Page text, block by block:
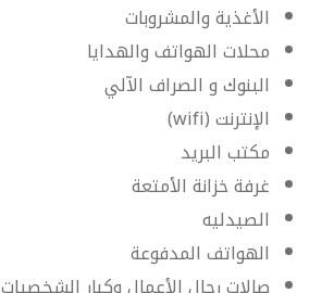
الأغذية والمشروبات
محلات الهواتف والهدايا
البنوك و الصراف الآلي
الإنترنت (wifi)
مكتب البريد
غرفة خزانة الأمتعة
الصيدليه
الهواتف المدفوعة